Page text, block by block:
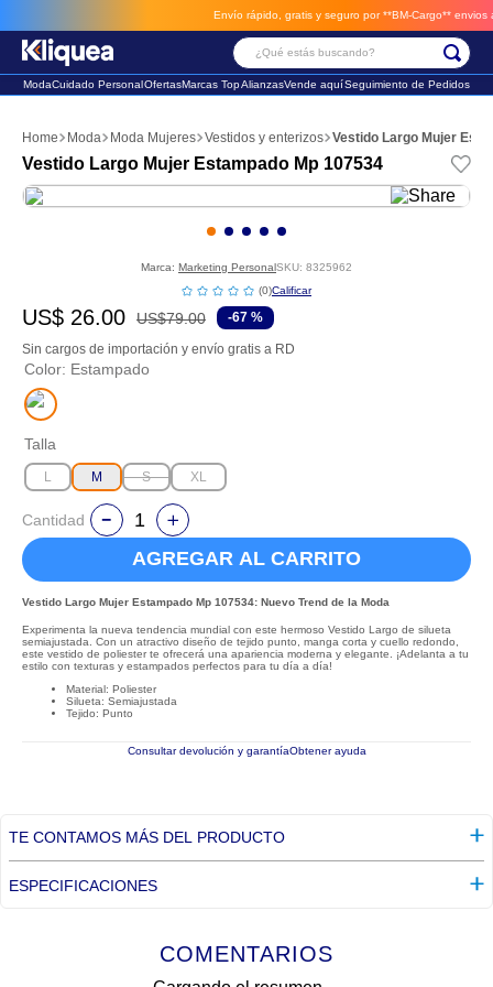
Envío rápido, gratis y seguro por **BM-Cargo** envios a través de BM-Cargo
¿Qué estás buscando?
ModaCuidado PersonalOfertasMarcas TopAlianzasVende aquíSeguimiento de Pedidos
Moda Moda Mujeres Vestidos y enterizos Vestido Largo Mujer
Vestido Largo Mujer Estampado Mp 107534
Marca: Marketing PersonalSKU: 8325962
☆☆☆☆☆
(0)
US$ 26.00 US$79.00 -67 %
Sin cargos de importación y envío gratis a RD
Color: Estampado
Talla
L M S XL
Cantidad
AGREGAR AL CARRITO
Vestido Largo Mujer Estampado Mp 107534: Nuevo Trend de la Moda
Experimenta la nueva tendencia mundial con este hermoso Vestido Largo de silueta
semiajustada. Con un atractivo diseño de tejido punto, manga corta y cuello redondo,
este vestido de poliester te ofrecerá una apariencia moderna y elegante. ¡Adelanta a tu
estilo con texturas y estampados perfectos para tu día a día!
Material: Poliester
Silueta: Semiajustada
Tejido: Punto
Consultar devolución y garantíaObtener ayuda
TE CONTAMOS MÁS DEL PRODUCTO
ESPECIFICACIONES
COMENTARIOS
2. futbol